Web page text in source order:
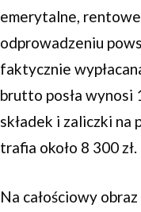
emerytalne,
odprowadzeniu
faktycznie
brutto posła wynosi
składek i zaliczki
trafia około 8 300 zł.
Na całościowy